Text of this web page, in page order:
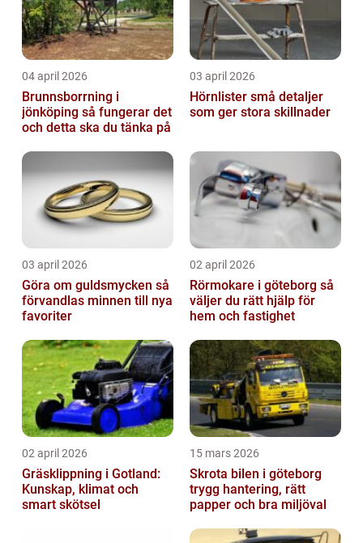
04 april 2026
Brunnsborrning i
jönköping så fungerar det
och detta ska du tänka på
03 april 2026
Hörnlister små detaljer
som ger stora skillnader
03 april 2026
Göra om guldsmycken så
förvandlas minnen till nya
favoriter
02 april 2026
Rörmokare i göteborg så
väljer du rätt hjälp för
hem och fastighet
02 april 2026
Gräsklippning i Gotland:
Kunskap, klimat och
smart skötsel
15 mars 2026
Skrota bilen i göteborg
trygg hantering, rätt
papper och bra miljöval